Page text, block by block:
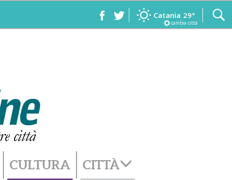
Catania 29°
cambia città
CULTURA CITTÀ